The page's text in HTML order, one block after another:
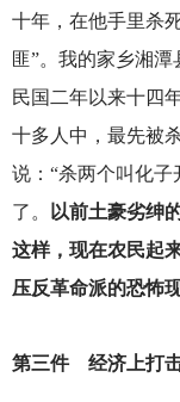
十年，在他手里杀
匪”。我的家乡湘
民国二年以来十四
十多人中，最先被
说：“杀两个叫化
了。
以前土豪劣绅
这样，现在农民起
压反革命派的恐怖
第三件 经济上打